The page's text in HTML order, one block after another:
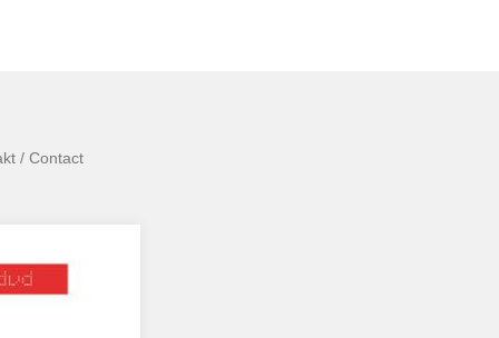
/ Contact